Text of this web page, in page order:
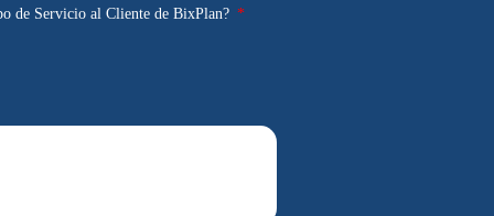
de Servicio al Cliente de BixPlan?